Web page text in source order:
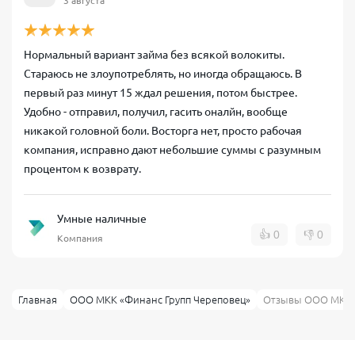
Нормальный вариант займа без всякой волокиты.
Стараюсь не злоупотреблять, но иногда обращаюсь. В
первый раз минут 15 ждал решения, потом быстрее.
Удобно - отправил, получил, гасить оналйн, вообще
никакой головной боли. Восторга нет, просто рабочая
компания, исправно дают небольшие суммы с разумным
процентом к возврату.
Умные наличные
Компания 👍 0 👎 0
Главная ООО МКК «Финанс Групп Череповец» Отзывы ООО МКК